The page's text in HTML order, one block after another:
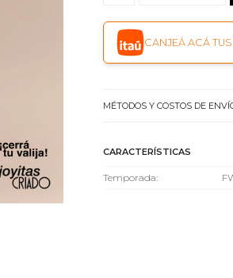
CANJEÁ ACÁ
MÉTODOS Y COSTOS DE
CARACTERÍSTICAS
Temporada